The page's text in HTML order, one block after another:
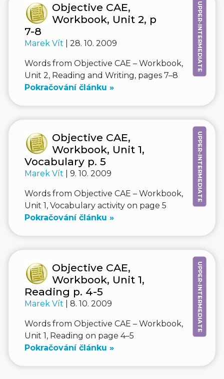
UPPER-INTERMEDIATE
Objective CAE,
Workbook, Unit 2, p
7-8
Marek Vít | 28. 10. 2009
Words from Objective CAE – Workbook,
Unit 2, Reading and Writing, pages 7–8
Pokračování článku »
UPPER-INTERMEDIATE
Objective CAE,
Workbook, Unit 1,
Vocabulary p. 5
Marek Vít | 9. 10. 2009
Words from Objective CAE – Workbook,
Unit 1, Vocabulary activity on page 5
Pokračování článku »
UPPER-INTERMEDIATE
Objective CAE,
Workbook, Unit 1,
Reading p. 4-5
Marek Vít | 8. 10. 2009
Words from Objective CAE – Workbook,
Unit 1, Reading on page 4–5
Pokračování článku »